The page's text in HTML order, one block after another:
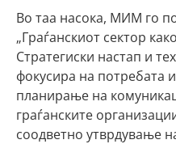
Во таа насока, МИМ го
„Граѓанскиот сектор
Стратегиски настап и
фокусира на потребата
планирање на
граѓанските
соодветно утврдување